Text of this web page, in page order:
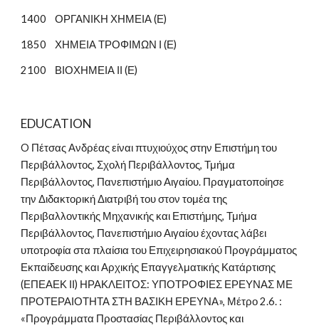
1400    ΟΡΓΑΝΙΚΗ ΧΗΜΕΙΑ (Ε)
1850    ΧΗΜΕΙΑ ΤΡΟΦΙΜΩΝ Ι (Ε)
2100    ΒΙΟΧΗΜΕΙΑ ΙΙ (Ε)
EDUCATION
O Πέτσας Ανδρέας είναι πτυχιούχος στην Επιστήμη του
Περιβάλλοντος, Σχολή Περιβάλλοντος, Τμήμα
Περιβάλλοντος, Πανεπιστήμιο Αιγαίου. Πραγματοποίησε
την Διδακτορική Διατριβή του στον τομέα της
Περιβαλλοντικής Μηχανικής και Επιστήμης, Τμήμα
Περιβάλλοντος, Πανεπιστήμιο Αιγαίου έχοντας λάβει
υποτροφία στα πλαίσια του Επιχειρησιακού Προγράμματος
Εκπαίδευσης και Αρχικής Επαγγελματικής Κατάρτισης
(ΕΠΕΑΕΚ ΙΙ) ΗΡΑΚΛΕΙΤΟΣ: ΥΠΟΤΡΟΦΙΕΣ ΕΡΕΥΝΑΣ ΜΕ
ΠΡΟΤΕΡΑΙΟΤΗΤΑ ΣΤΗ ΒΑΣΙΚΗ ΕΡΕΥΝΑ», Μέτρο 2.6. :
«Προγράμματα Προστασίας Περιβάλλοντος και